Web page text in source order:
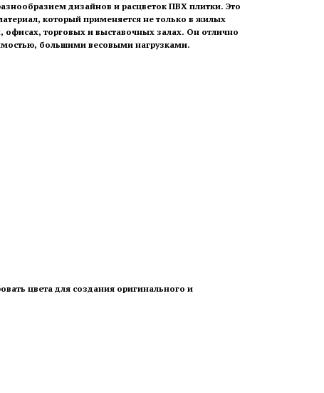
дизайнов и расцветок ПВХ плитки. Это
который применяется не только в жилых
офисах, торговых и выставочных залах. Он отлично
большими весовыми нагрузками.
цвета для создания оригинального и